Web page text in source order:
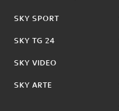
SKY SPORT
SKY TG 24
SKY VIDEO
SKY ARTE